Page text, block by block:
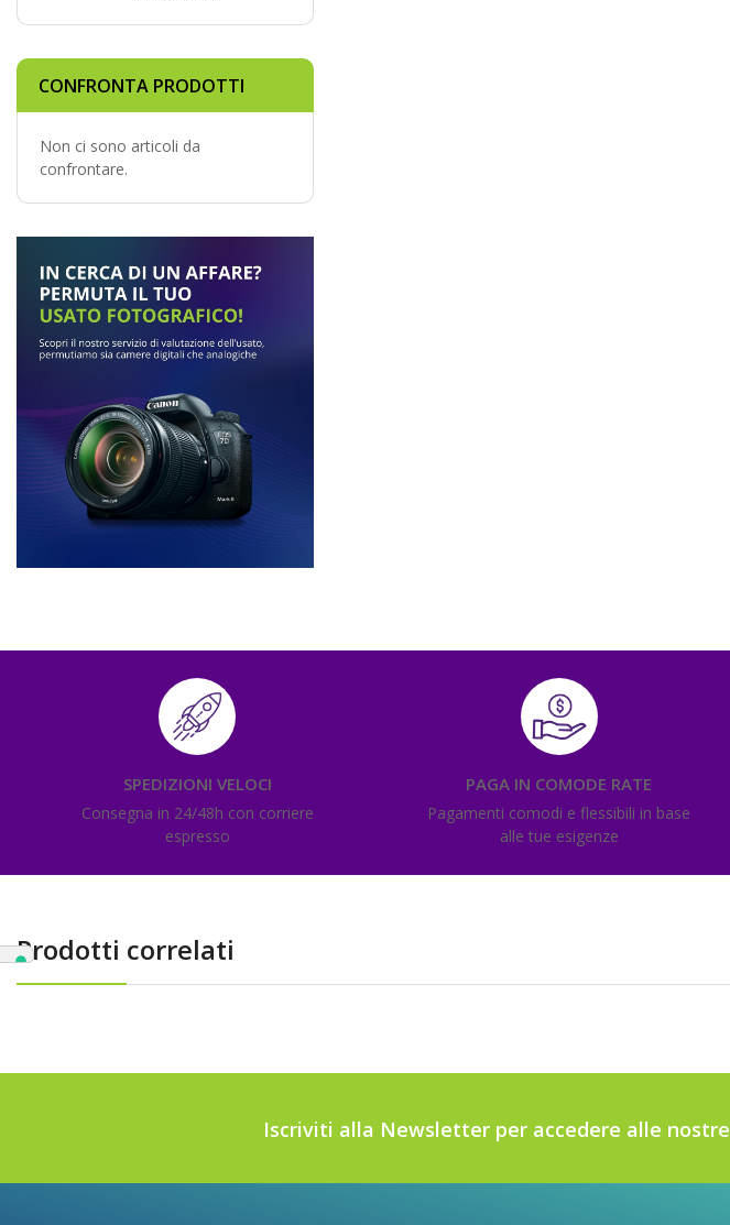
CONFRONTA PRODOTTI
Non ci sono articoli da
confrontare.
SPEDIZIONI VELOCI
Consegna in 24/48h con corriere
espresso
PAGA IN COMODE RATE
Pagamenti comodi e flessibili in base
alle tue esigenze
Prodotti correlati
Iscriviti alla Newsletter per accedere alle nostre